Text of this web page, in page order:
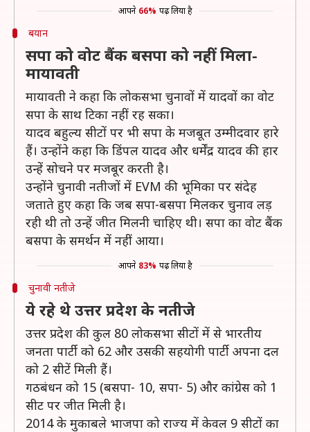
आपने 66% पढ़ लिया है
बयान
सपा को वोट बैंक बसपा को नहीं मिला-
मायावती
मायावती ने कहा कि लोकसभा चुनावों में यादवों का वोट
सपा के साथ टिका नहीं रह सका।
यादव बहुल्य सीटों पर भी सपा के मजबूत उम्मीदवार हारे
हैं। उन्होंने कहा कि डिंपल यादव और धर्मेंद्र यादव की हार
उन्हें सोचने पर मजबूर करती है।
उन्होंने चुनावी नतीजों में EVM की भूमिका पर संदेह
जताते हुए कहा कि जब सपा-बसपा मिलकर चुनाव लड़
रही थी तो उन्हें जीत मिलनी चाहिए थी। सपा का वोट बैंक
बसपा के समर्थन में नहीं आया।
आपने 83% पढ़ लिया है
चुनावी नतीजे
ये रहे थे उत्तर प्रदेश के नतीजे
उत्तर प्रदेश की कुल 80 लोकसभा सीटों में से भारतीय
जनता पार्टी को 62 और उसकी सहयोगी पार्टी अपना दल
को 2 सीटें मिली हैं।
गठबंधन को 15 (बसपा- 10, सपा- 5) और कांग्रेस को 1
सीट पर जीत मिली है।
2014 के मुकाबले भाजपा को राज्य में केवल 9 सीटों का